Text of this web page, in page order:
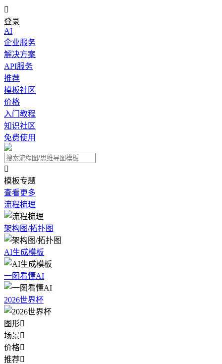

登录
AI
企业服务
解决方案
API服务
推荐
模板社区
价格
入门教程
知识社区
免费使用

模板专题
查看更多
流程梳理
架构图/拓扑图
AI生成模板
一图看懂AI
2026世界杯
图形
场景
价格
推荐